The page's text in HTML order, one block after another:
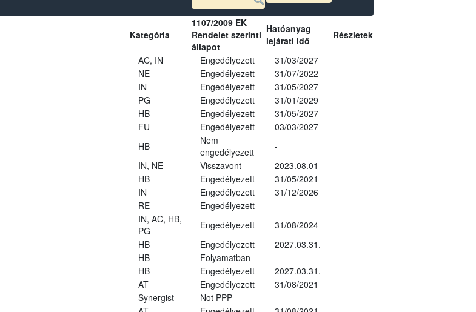
Kategória
1107/2009 EK
Rendelet szerinti
állapot
Hatóanyag
lejárati idő
Részletek
AC, IN Engedélyezett
31/03/2027
NE Engedélyezett
31/07/2022
IN Engedélyezett
31/05/2027
PG Engedélyezett
31/01/2029
HB Engedélyezett
31/05/2027
FU Engedélyezett
03/03/2027
HB
Nem
engedélyezett
-
IN, NE Visszavont
2023.08.01
HB Engedélyezett
31/05/2021
IN Engedélyezett
31/12/2026
RE Engedélyezett
-
IN, AC, HB,
PG
Engedélyezett
31/08/2024
HB Engedélyezett
2027.03.31.
HB Folyamatban
-
HB Engedélyezett
2027.03.31.
AT Engedélyezett
31/08/2021
Synergist Not PPP
-